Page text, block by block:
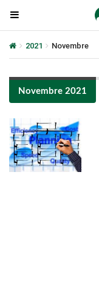
2021 Novembre
Novembre 2021